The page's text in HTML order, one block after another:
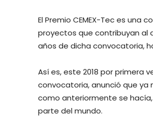
El Premio CEMEX-Tec es
proyectos que contribuyan al
años de dicha convocatoria,
Así es, este 2018 por primera
convocatoria, anunció que ya
como anteriormente se
parte del mundo.